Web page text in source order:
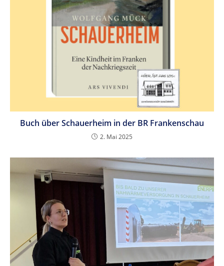
Buch über Schauerheim in der BR Frankenschau
2. Mai 2025